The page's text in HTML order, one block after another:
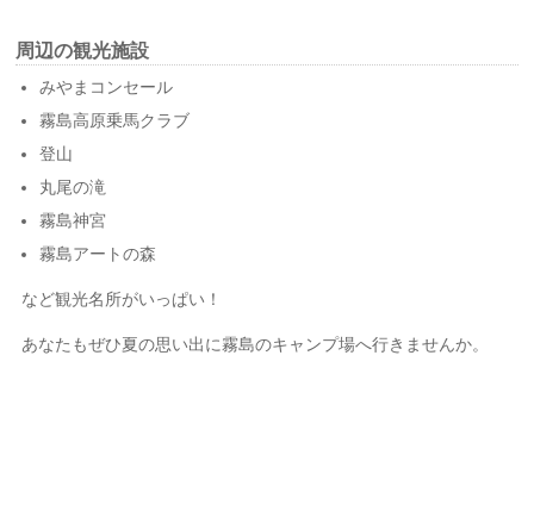
周辺の観光施設
みやまコンセール
霧島高原乗馬クラブ
登山
丸尾の滝
霧島神宮
霧島アートの森
など観光名所がいっぱい！
あなたもぜひ夏の思い出に霧島のキャンプ場へ行きませんか。